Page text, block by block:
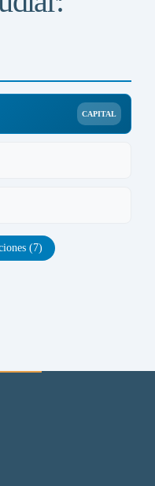
CAPITAL
(7)